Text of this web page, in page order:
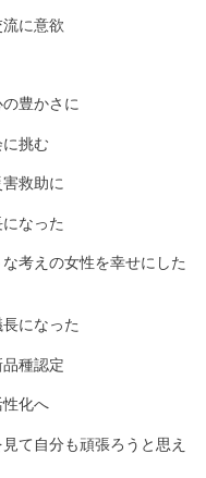
意欲
豊かさに
挑む
救助に
なった
えの女性を幸せにした
になった
種認定
化へ
自分も頑張ろうと思え